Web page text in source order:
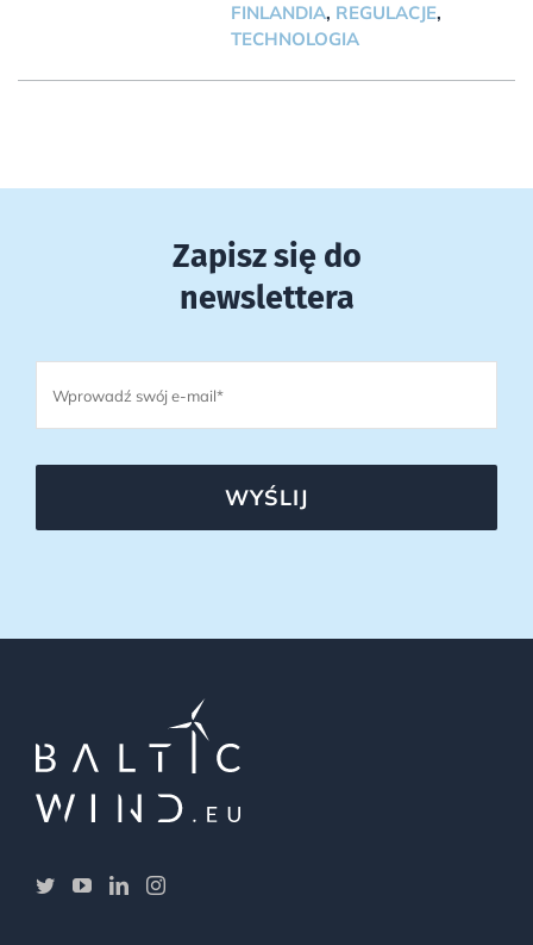
FINLANDIA, REGULACJE,
TECHNOLOGIA
Zapisz się do
newslettera
WYŚLIJ